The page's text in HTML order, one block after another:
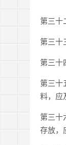
第三十
第三十
第三十
第三十
料，应
第三十
存放，